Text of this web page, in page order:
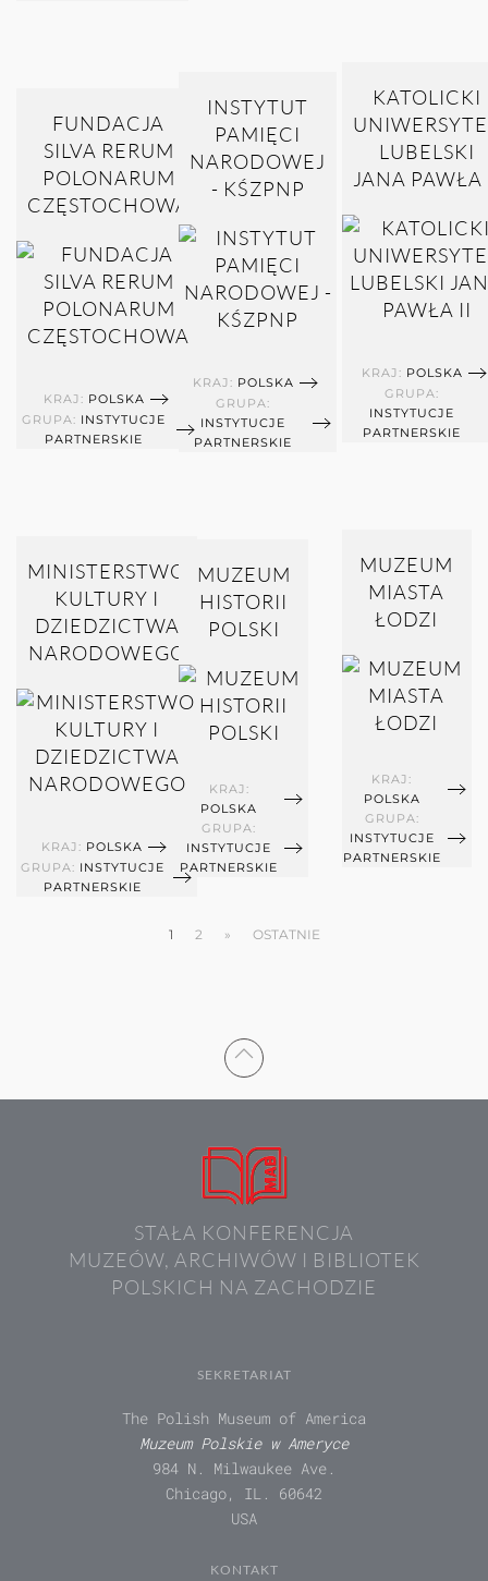
FUNDACJA
SILVA RERUM
POLONARUM
CZĘSTOCHOWA
KRAJ: POLSKA
GRUPA: INSTYTUCJE
PARTNERSKIE
MINISTERSTWO
KULTURY I
DZIEDZICTWA
NARODOWEGO
KRAJ: POLSKA
GRUPA: INSTYTUCJE
PARTNERSKIE
INSTYTUT
PAMIĘCI
NARODOWEJ
- KŚZPNP
KRAJ: POLSKA
GRUPA:
INSTYTUCJE
PARTNERSKIE
MUZEUM
HISTORII
POLSKI
KRAJ:
POLSKA
GRUPA:
INSTYTUCJE
PARTNERSKIE
KATOLICKI
LUBELSKI
JANA PAWŁA
KRAJ: POLSKA
GRUPA:
INSTYTUCJE
PARTNERSKIE
MUZEUM
MIASTA
ŁODZI
KRAJ:
POLSKA
GRUPA:
INSTYTUCJE
PARTNERSKIE
1 2 » OSTATNIE
STAŁA KONFERENCJA
MUZEÓW, ARCHIWÓW I BIBLIOTEK
POLSKICH NA ZACHODZIE
SEKRETARIAT
The Polish Museum of America
Muzeum Polskie w Ameryce
984 N. Milwaukee Ave.
Chicago, IL. 60642
USA
KONTAKT